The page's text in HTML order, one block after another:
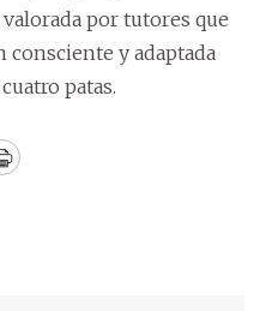
por tutores que
consciente y adaptada
patas.
Print